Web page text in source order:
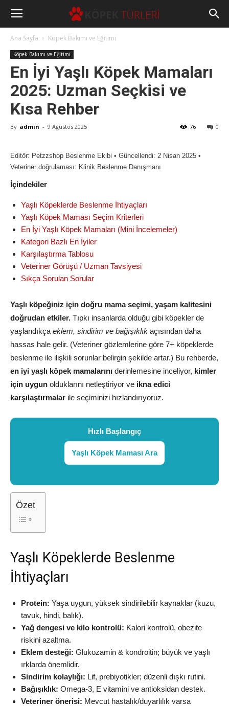
Ana Sayfa Köpek Bakımı ve Eğitimi
Köpek Bakımı ve Eğitimi
En İyi Yaşlı Köpek Mamaları
2025: Uzman Seçkisi ve
Kısa Rehber
By admin - 9 Ağustos 2025 0
76
Editör: Petzzshop Beslenme Ekibi • Güncellendi: 2 Nisan 2025 •
Veteriner doğrulaması: Klinik Beslenme Danışmanı
İçindekiler
Yaşlı Köpeklerde Beslenme İhtiyaçları
Yaşlı Köpek Maması Seçim Kriterleri
En İyi Yaşlı Köpek Mamaları (Mini İncelemeler)
Kategori Bazlı En İyiler
Karşılaştırma Tablosu
Veteriner Görüşü / Uzman Tavsiyesi
Sıkça Sorulan Sorular
Yaşlı köpeğiniz için doğru mama seçimi, yaşam kalitesini
doğrudan etkiler. Tıpkı insanlarda olduğu gibi köpekler de
yaşlandıkça eklem, sindirim ve bağışıklık açısından daha
hassas hale gelir. (Veteriner gözlemlerine göre 7+ köpeklerde
beslenme ile ilişkili sorunlar belirgin şekilde artar.) Bu rehberde,
en iyi yaşlı köpek mamalarını derinlemesine inceliyor, kimler
için uygun olduklarını netleştiriyor ve ikna edici
karşılaştırmalar ile seçiminizi hızlandırıyoruz.
Hızlı Başlangıç
Yaşlı Köpek Maması Ara
Özet
Yaşlı Köpeklerde Beslenme
İhtiyaçları
Protein: Yaşa uygun, yüksek sindirilebilir kaynaklar (kuzu,
tavuk, hindi, balık).
Yağ dengesi ve kilo kontrolü: Kalori kontrolü, obezite
riskini azaltma.
Eklem desteği: Glukozamin & kondroitin; büyük ve yaşlı
ırklarda önemlidir.
Sindirim kolaylığı: Lif, prebiyotikler; düzenli dışkı rutini.
Bağışıklık: Omega‑3, E vitamini ve antioksidan destek.
Veteriner önerisi: Mevcut hastalık/duyarlılık varsa